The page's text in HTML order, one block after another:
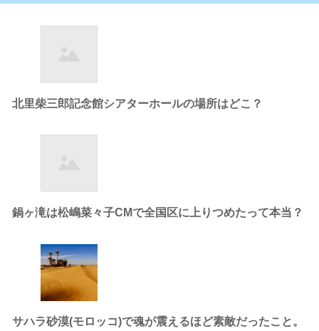
北里柴三郎記念館シアターホールの場所はどこ？
鍋ヶ滝は松嶋菜々子CMで全国区に上りつめたって本当？
サハラ砂漠(モロッコ)で魂が震えるほど素敵だったこと。